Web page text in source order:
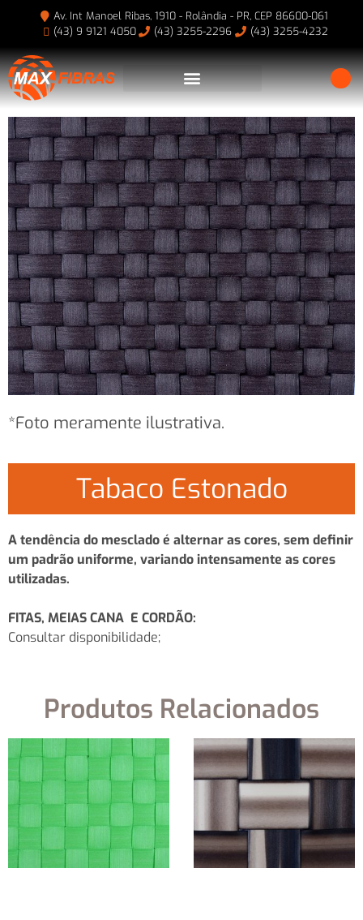
Av. Int Manoel Ribas, 1910 - Rolândia - PR, CEP 86600-061
(43) 9 9121 4050
(43) 3255-2296 (43) 3255-4232
*Foto meramente ilustrativa.
Tabaco Estonado
A tendência do mesclado é alternar as cores, sem definir
um padrão uniforme, variando intensamente as cores
utilizadas.
FITAS, MEIAS CANA E CORDÃO:
Consultar disponibilidade;
Produtos Relacionados